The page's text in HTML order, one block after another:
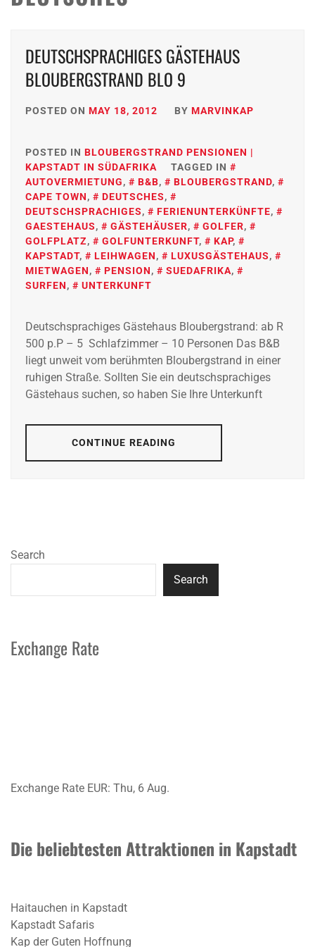
DEUTSCHSPRACHIGES GÄSTEHAUS
BLOUBERGSTRAND BLO 9
POSTED ON MAY 18, 2012 BY MARVINKAP
POSTED IN BLOUBERGSTRAND PENSIONEN |
KAPSTADT IN SÜDAFRIKA
TAGGED IN
AUTOVERMIETUNG, B&B, BLOUBERGSTRAND,
CAPE TOWN, DEUTSCHES,
DEUTSCHSPRACHIGES, FERIENUNTERKÜNFTE,
GAESTEHAUS, GÄSTEHÄUSER, GOLFER,
GOLFPLATZ, GOLFUNTERKUNFT, KAP,
KAPSTADT, LEIHWAGEN, LUXUSGÄSTEHAUS,
MIETWAGEN, PENSION, SUEDAFRIKA,
SURFEN, UNTERKUNFT
Deutschsprachiges Gästehaus Bloubergstrand: ab R
500 p.P – 5 Schlafzimmer – 10 Personen Das B&B
liegt unweit vom berühmten Bloubergstrand in einer
ruhigen Straße. Sollten Sie ein deutschsprachiges
Gästehaus suchen, so haben Sie Ihre Unterkunft
CONTINUE READING
Search
Search
Exchange Rate
Exchange Rate EUR: Thu, 6 Aug.
Die beliebtesten Attraktionen in Kapstadt
Haitauchen in Kapstadt
Kapstadt Safaris
Kap der Guten Hoffnung